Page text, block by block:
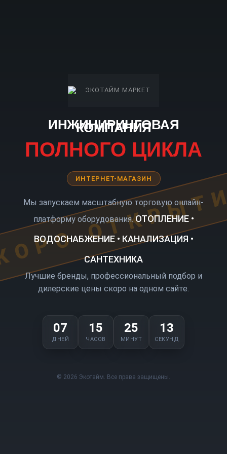
ИНЖИНИРИНГОВАЯ
КОМПАНИЯ
ПОЛНОГО ЦИКЛА
ИНТЕРНЕТ-МАГАЗИН
Мы запускаем масштабную торговую онлайн-
платформу оборудования. ОТОПЛЕНИЕ •
ВОДОСНАБЖЕНИЕ • КАНАЛИЗАЦИЯ •
САНТЕХНИКА
Лучшие бренды, профессиональный подбор и
дилерские цены скоро на одном сайте.
07
ДНЕЙ
15
ЧАСОВ
25
МИНУТ
13
СЕКУНД
© 2026 Экотайм. Все права защищены.